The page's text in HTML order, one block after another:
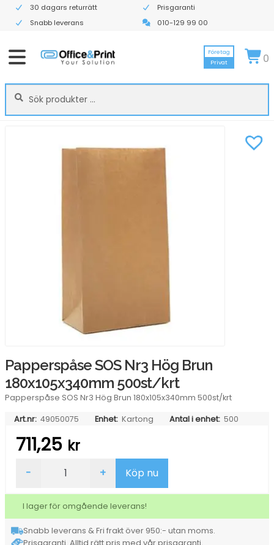
30 dagars returrätt
Prisgaranti
Snabb leverans
010-129 99 00
Sök
efter:
Sök
Företag
Privat
0
Papperspåse SOS Nr3 Hög Brun
180x105x340mm 500st/krt
Papperspåse SOS Nr3 Hög Brun 180x105x340mm 500st/krt
Art.nr: 49050075 Enhet: Kartong Antal i enhet: 500
711,25 kr
SOS
Hög
Brun
180x105x340mm
500st/krt
- + Köp nu
I lager för omgående leverans!
Snabb leverans & Fri frakt över 950:- utan moms.
Prisgaranti. Alltid rätt pris med vår prisgaranti.